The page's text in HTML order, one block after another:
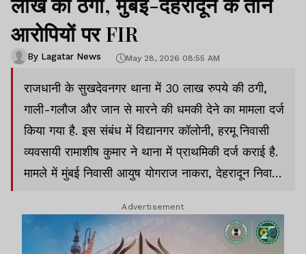
आरोपियों पर FIR
By Lagatar News May 28, 2026 08:55 AM
राजधानी के सुखदेवनगर थाना में 30 लाख रुपये की ठगी,
गाली-गलौज और जान से मारने की धमकी देने का मामला दर्ज
किया गया है. इस संबंध में विद्यानगर कॉलोनी, हरमू निवासी
व्यवसायी रामाशीष कुमार ने थाना में प्राथमिकी दर्ज कराई है.
मामले में मुंबई निवासी आयुष योगराज नाकरा, देहरादून निवासी
Advertisement